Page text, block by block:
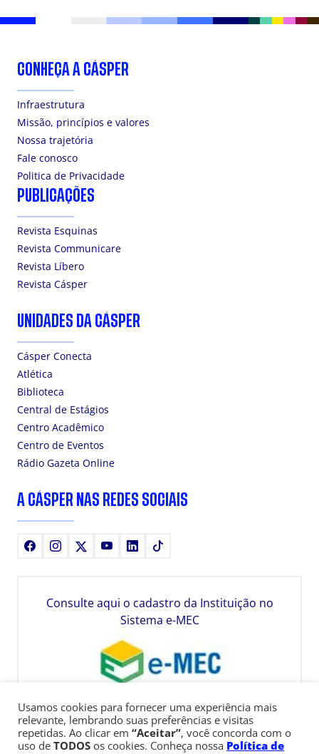
CONHEÇA A CÁSPER
Infraestrutura
Missão, princípios e valores
Nossa trajetória
Fale conosco
Politica de Privacidade
PUBLICAÇÕES
Revista Esquinas
Revista Communicare
Revista Líbero
Revista Cásper
UNIDADES DA CÁSPER
Cásper Conecta
Atlética
Biblioteca
Central de Estágios
Centro Acadêmico
Centro de Eventos
Rádio Gazeta Online
A CÁSPER NAS REDES SOCIAIS
FacebookInstagram YoutubeLinkedIn
Consulte aqui o cadastro da Instituição no
Sistema e-MEC
Usamos cookies para fornecer uma experiência mais
relevante, lembrando suas preferências e visitas
repetidas. Ao clicar em “Aceitar”, você concorda com o
uso de TODOS os cookies. Conheça nossa Política de